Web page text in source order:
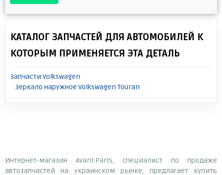
КАТАЛОГ ЗАПЧАСТЕЙ ДЛЯ АВТОМОБИЛЕЙ К
КОТОРЫМ ПРИМЕНЯЕТСЯ ЭТА ДЕТАЛЬ
Запчасти Volkswagen
Зеркало наружное Volkswagen Touran
Интернет-магазин Avant.Parts, специалист по продаже
автозапчастей на украинском рынке, предлагает купить